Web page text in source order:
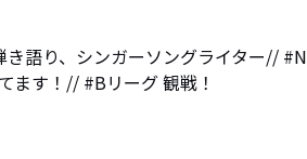
語り、シンガーソングライター// #N
す！// #Bリーグ 観戦！